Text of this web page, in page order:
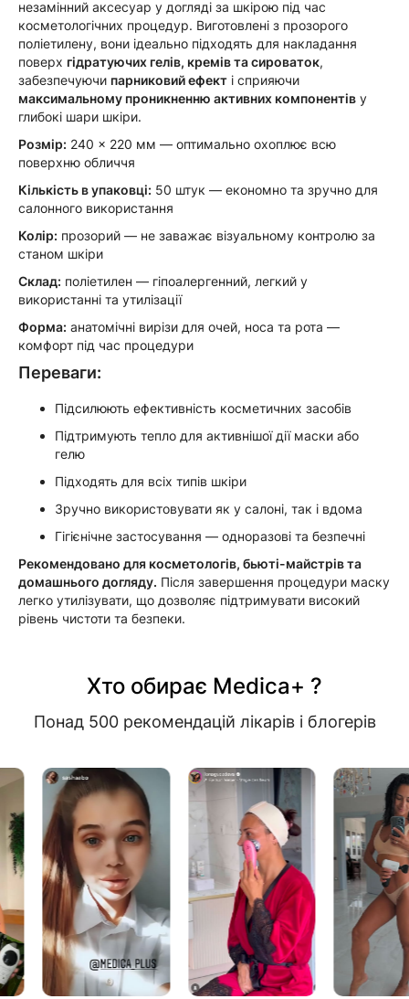
незамінний аксесуар у догляді за шкірою під час
косметологічних процедур. Виготовлені з прозорого
поліетилену, вони ідеально підходять для накладання
поверх гідратуючих гелів, кремів та сироваток,
забезпечуючи парниковий ефект і сприяючи
максимальному проникненню активних компонентів у
глибокі шари шкіри.
Розмір: 240 × 220 мм — оптимально охоплює всю
поверхню обличчя
Кількість в упаковці: 50 штук — економно та зручно для
салонного використання
Колір: прозорий — не заважає візуальному контролю за
станом шкіри
Склад: поліетилен — гіпоалергенний, легкий у
використанні та утилізації
Форма: анатомічні вирізи для очей, носа та рота —
комфорт під час процедури
Переваги:
Підсилюють ефективність косметичних засобів
Підтримують тепло для активнішої дії маски або
гелю
Підходять для всіх типів шкіри
Зручно використовувати як у салоні, так і вдома
Гігієнічне застосування — одноразові та безпечні
Рекомендовано для косметологів, бьюті-майстрів та
домашнього догляду. Після завершення процедури маску
легко утилізувати, що дозволяє підтримувати високий
рівень чистоти та безпеки.
Хто обирає Medica+ ?
Понад 500 рекомендацій лікарів і блогерів